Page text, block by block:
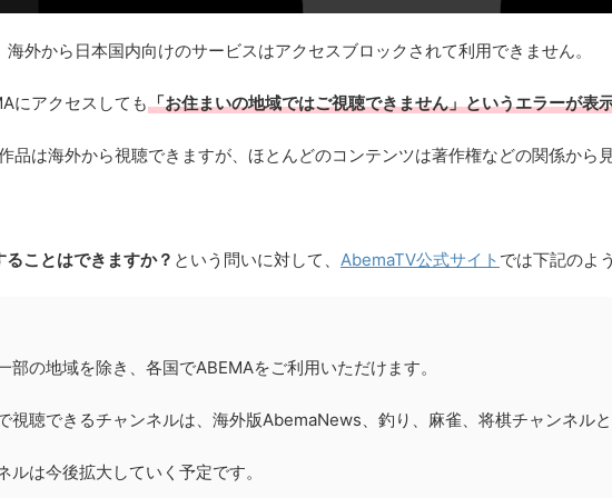
外から日本国内向けのサービスはアクセスブロックされて利用できません。
にアクセスしても「お住まいの地域ではご視聴できません」というエラーが表
品は海外から視聴できますが、ほとんどのコンテンツは著作権などの関係から見
ことはできますか？ という問いに対して、 AbemaTV公式サイト では下記のよ
部の地域を除き、各国でABEMAをご利用いただけます。
視聴できるチャンネルは、海外版AbemaNews、釣り、麻雀、将棋チャンネルと
ルは今後拡大していく予定です。